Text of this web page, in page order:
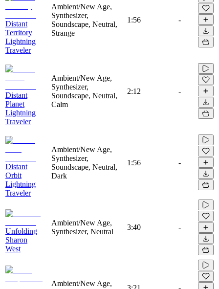
Distant
Territory
Lightning
Traveler
Ambient/New Age,
Synthesizer,
Soundscape, Neutral,
Strange
1:56 -
Distant
Planet
Lightning
Traveler
Ambient/New Age,
Synthesizer,
Soundscape, Neutral,
Calm
2:12 -
Distant
Orbit
Lightning
Traveler
Ambient/New Age,
Synthesizer,
Soundscape, Neutral,
Dark
1:56 -
Unfolding
Sharon
West
Ambient/New Age,
Synthesizer, Neutral
3:40 -
Ambient/New Age,